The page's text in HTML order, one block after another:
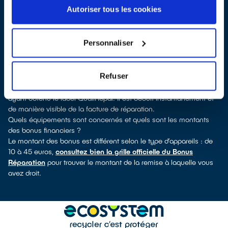
Autoriser tous les cookies
Personnaliser
Refuser
. En cliquant sur la fiche détaillée du réparateur, vous
découvrirez pour quels types d’appareils ce professionnel a
TV, téléphone mobile, outils électriques : à chaque famille
d’équipements son réparateur spécialisé et labellisé QualiRépar.
Consulter l’annuaire
Comment bénéficier du Bonus Réparation à Mussidan ?
Le Bonus Réparation est en vigueur chez tous les réparateurs
ayant obtenu le label QualiRépar. Il est déduit instantanément et
de manière visible de la facture de réparation.
Quels équipements sont concernés et quels sont les montants
des bonus financiers ?
Le montant des bonus est différent selon le type d’appareils : de
10 à 45 euros, consultez bien la grille officielle du Bonus
Réparation pour trouver le montant de la remise à laquelle vous
avez droit.